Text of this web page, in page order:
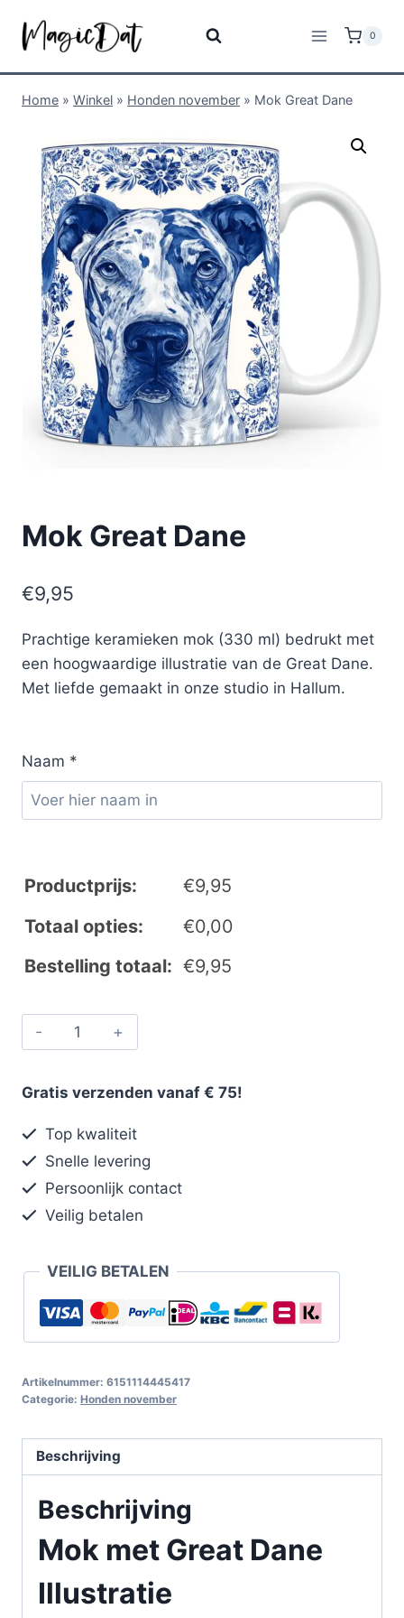
0
Home » Winkel » Honden november » Mok Great Dane
Mok Great Dane
€9,95
Prachtige keramieken mok (330 ml) bedrukt met
een hoogwaardige illustratie van de Great Dane.
Met liefde gemaakt in onze studio in Hallum.
Naam *
Productprijs: €9,95
Totaal opties:
€0,00
Bestelling totaal: €9,95
Gratis verzenden vanaf € 75!
Top kwaliteit
Snelle levering
Persoonlijk contact
Veilig betalen
VEILIG BETALEN
Artikelnummer: 6151114445417
Categorie: Honden november
Beschrijving
Beschrijving
Mok met Great Dane
Illustratie